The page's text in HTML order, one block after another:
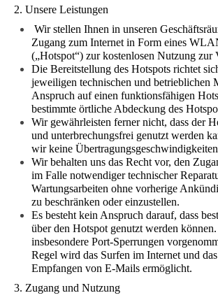
2. Unsere Leistungen
Wir stellen Ihnen in unseren
Zugang zum Internet in Form eines
(„Hotspot“) zur kostenlosen Nutzung zur
Die Bereitstellung des Hotspots richtet
jeweiligen technischen und betrieblichen
Anspruch auf einen funktionsfähigen
bestimmte örtliche Abdeckung des
Wir gewährleisten ferner nicht, dass der
und unterbrechungsfrei genutzt werden
wir keine
Wir behalten uns das Recht vor, den
im Falle notwendiger technischer
Wartungsarbeiten ohne vorherige
zu beschränken oder einzustellen.
Es besteht kein Anspruch darauf, dass
über den Hotspot genutzt werden
insbesondere Port-Sperrungen
Regel wird das Surfen im Internet und
Empfangen von E-Mails ermöglicht.
3. Zugang und Nutzung